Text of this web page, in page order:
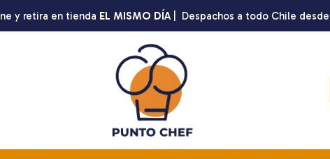
y retira en tienda EL MISMO DÍA | Despachos a todo Chile desde